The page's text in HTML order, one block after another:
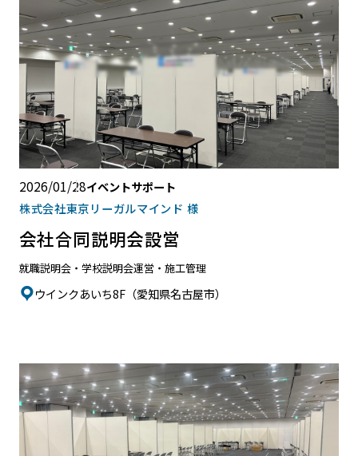
2026/01/28イベントサポート
株式会社東京リーガルマインド 様
会社合同説明会設営
就職説明会・学校説明会運営・施工管理
ウインクあいち8F（愛知県名古屋市）